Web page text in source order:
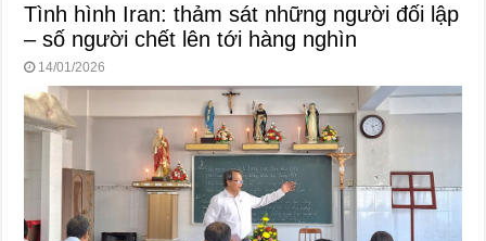
Tình hình Iran: thảm sát những người đối lập
– số người chết lên tới hàng nghìn
14/01/2026